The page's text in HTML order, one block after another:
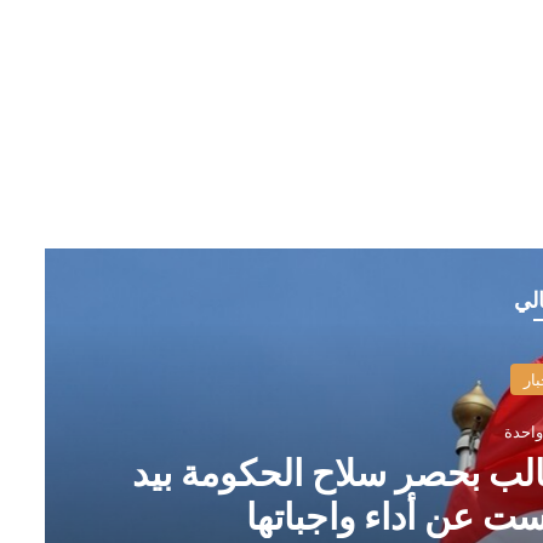
بحصر سلاح الحكومة بيد
عن أداء واجباتها